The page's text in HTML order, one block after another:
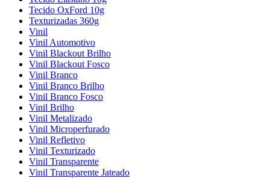
Tecido OxFord 10g
Texturizadas 360g
Vinil
Vinil Automotivo
Vinil Blackout Brilho
Vinil Blackout Fosco
Vinil Branco
Vinil Branco Brilho
Vinil Branco Fosco
Vinil Brilho
Vinil Metalizado
Vinil Microperfurado
Vinil Refletivo
Vinil Texturizado
Vinil Transparente
Vinil Transparente Jateado